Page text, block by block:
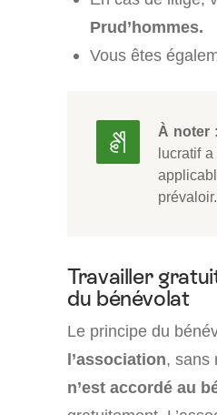
Prud’hommes.
Vous êtes
À noter
lucratif
prévaloir.
Travailler
du bénévolat
Le principe du
l’association, sans
n’est accordé au